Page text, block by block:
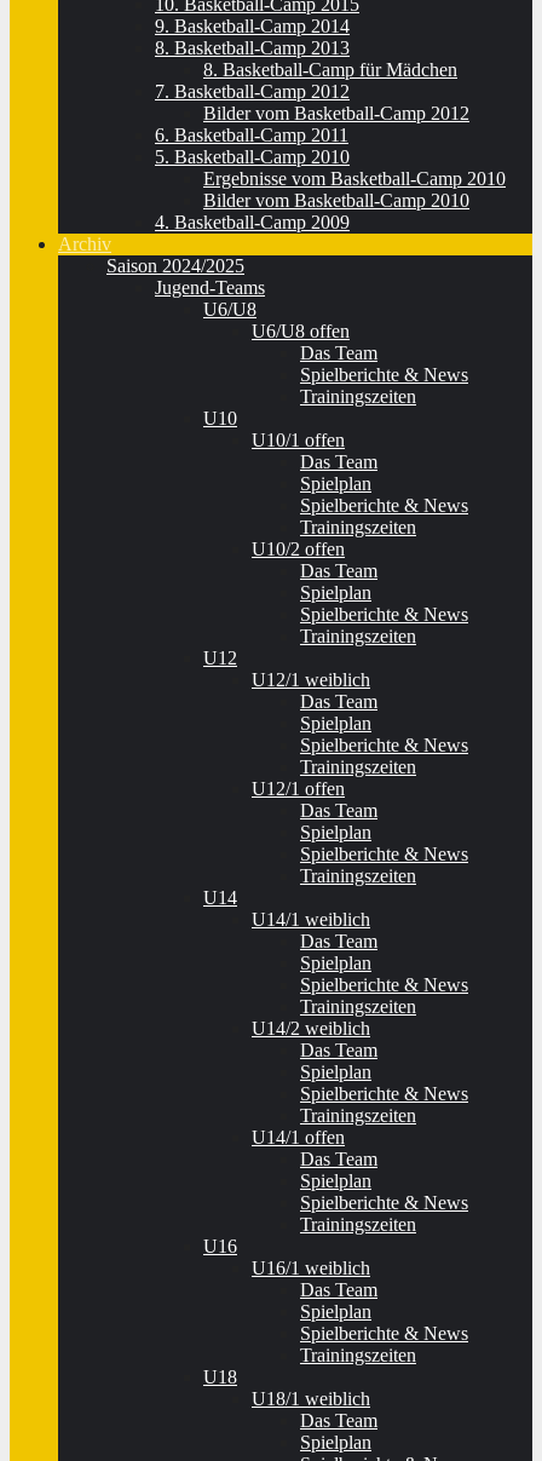
10. Basketball-Camp 2015
9. Basketball-Camp 2014
8. Basketball-Camp 2013
8. Basketball-Camp für Mädchen
7. Basketball-Camp 2012
Bilder vom Basketball-Camp 2012
6. Basketball-Camp 2011
5. Basketball-Camp 2010
Ergebnisse vom Basketball-Camp 2010
Bilder vom Basketball-Camp 2010
4. Basketball-Camp 2009
Archiv
Saison 2024/2025
Jugend-Teams
U6/U8
U6/U8 offen
Das Team
Spielberichte & News
Trainingszeiten
U10
U10/1 offen
Das Team
Spielplan
Spielberichte & News
Trainingszeiten
U10/2 offen
Das Team
Spielplan
Spielberichte & News
Trainingszeiten
U12
U12/1 weiblich
Das Team
Spielplan
Spielberichte & News
Trainingszeiten
U12/1 offen
Das Team
Spielplan
Spielberichte & News
Trainingszeiten
U14
U14/1 weiblich
Das Team
Spielplan
Spielberichte & News
Trainingszeiten
U14/2 weiblich
Das Team
Spielplan
Spielberichte & News
Trainingszeiten
U14/1 offen
Das Team
Spielplan
Spielberichte & News
Trainingszeiten
U16
U16/1 weiblich
Das Team
Spielplan
Spielberichte & News
Trainingszeiten
U18
U18/1 weiblich
Das Team
Spielplan